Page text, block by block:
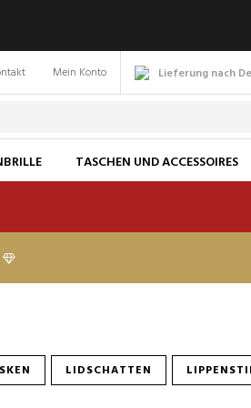
Lieferung nach
Mein Konto
TASCHEN UND ACCESSOIRES
LIDSCHATTEN